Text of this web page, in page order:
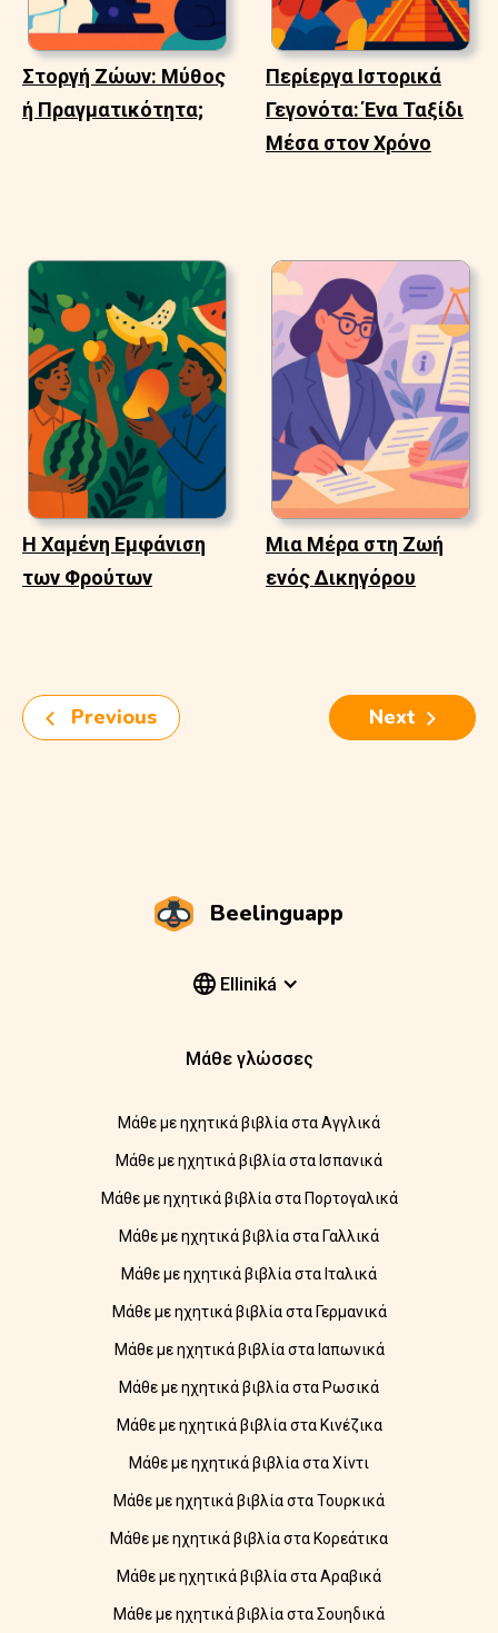
Στοργή Ζώων: Μύθος
ή Πραγματικότητα;
Περίεργα Ιστορικά
Γεγονότα: Ένα Ταξίδι
Μέσα στον Χρόνο
Η Χαμένη Εμφάνιση
των Φρούτων
Μια Μέρα στη Ζωή
ενός Δικηγόρου
Next
Previous
Beelinguapp
Elliniká
Μάθε γλώσσες
Μάθε με ηχητικά βιβλία στα Αγγλικά
Μάθε με ηχητικά βιβλία στα Ισπανικά
Μάθε με ηχητικά βιβλία στα Πορτογαλικά
Μάθε με ηχητικά βιβλία στα Γαλλικά
Μάθε με ηχητικά βιβλία στα Ιταλικά
Μάθε με ηχητικά βιβλία στα Γερμανικά
Μάθε με ηχητικά βιβλία στα Ιαπωνικά
Μάθε με ηχητικά βιβλία στα Ρωσικά
Μάθε με ηχητικά βιβλία στα Κινέζικα
Μάθε με ηχητικά βιβλία στα Χίντι
Μάθε με ηχητικά βιβλία στα Τουρκικά
Μάθε με ηχητικά βιβλία στα Κορεάτικα
Μάθε με ηχητικά βιβλία στα Αραβικά
Μάθε με ηχητικά βιβλία στα Σουηδικά